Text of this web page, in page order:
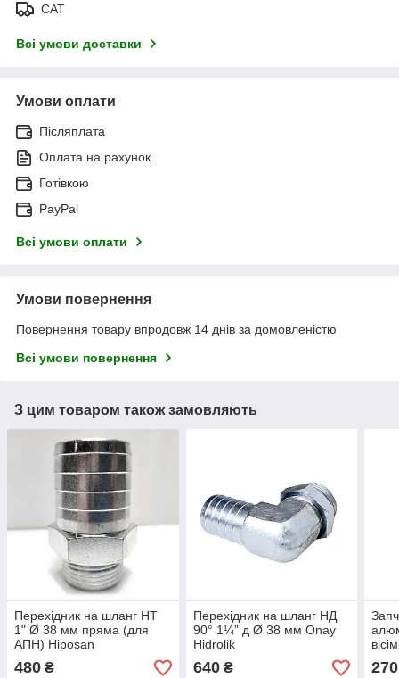
САТ
Всі умови доставки
Умови оплати
Післяплата
Оплата на рахунок
Готівкою
PayPal
Всі умови оплати
Умови повернення
Повернення товару впродовж 14 днів за домовленістю
Всі умови повернення
З цим товаром також замовляють
Перехідник на шланг НТ
1" Ø 38 мм пряма (для
АПН) Hiposan
480 ₴
Перехідник на шланг НД
90° 1¼” д Ø 38 мм Onay
Hidrolik
640₴ 270